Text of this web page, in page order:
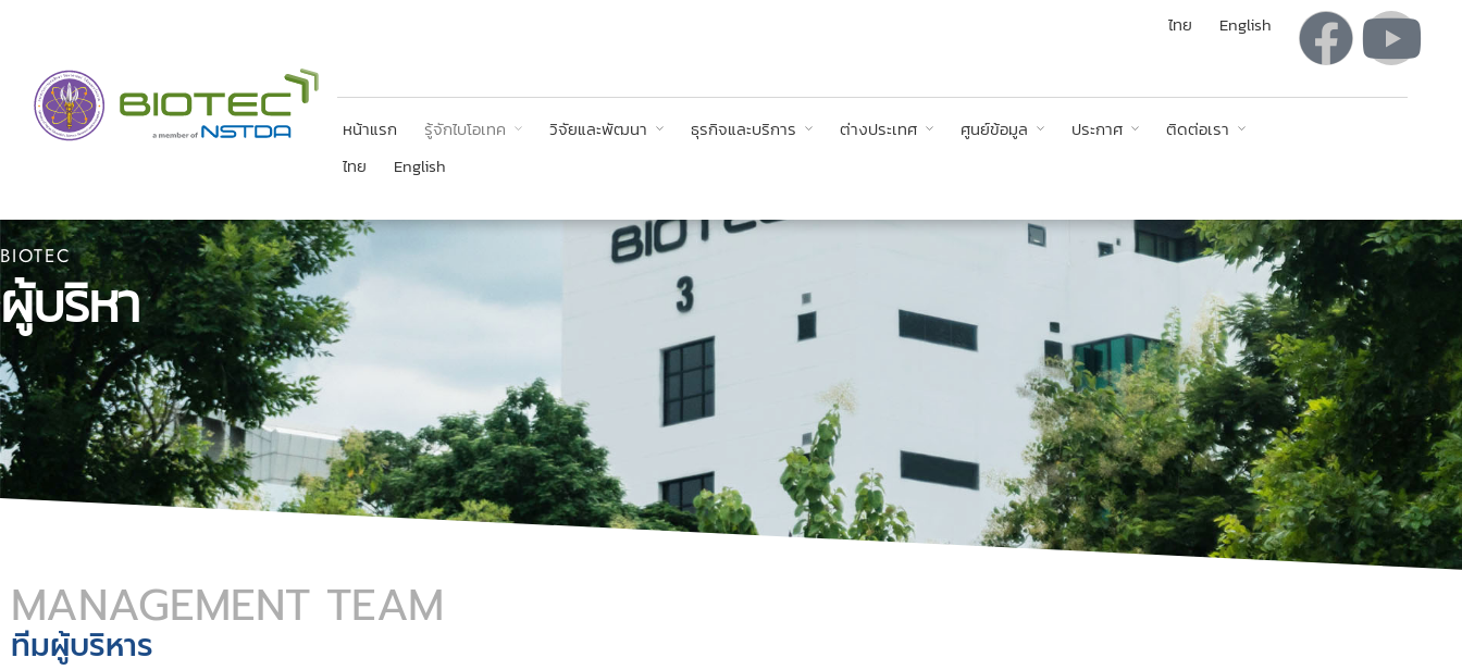
ไทย English
หน้าแรก รู้จักไบโอเทค วิจัยและพัฒนา ธุรกิจและบริการ ต่างประเทศ ศูนย์ข้อมูล ประกาศ
ติดต่อเรา
ไทย
English
BIOTEC
ผู้บริหาร|
MANAGEMENT TEAM
ทีมผู้บริหาร